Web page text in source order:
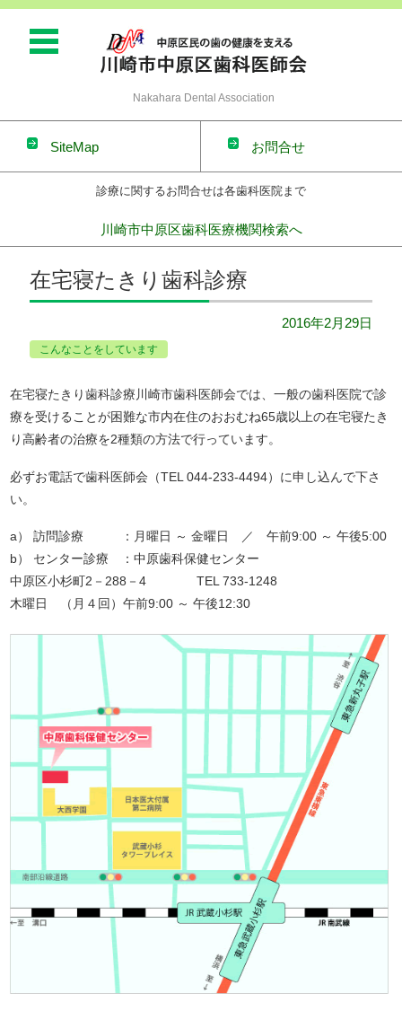
Nakahara Dental Association
SiteMap お問合せ
診療に関するお問合せは各歯科医院まで
川崎市中原区歯科医療機関検索へ
コンテンツに移動
在宅寝たきり歯科診療
2016年2月29日
こんなことをしています
在宅寝たきり歯科診療川崎市歯科医師会では、一般の歯科医院で診
療を受けることが困難な市内在住のおおむね65歳以上の在宅寝たき
り高齢者の治療を2種類の方法で行っています。
必ずお電話で歯科医師会（TEL 044-233-4494）に申し込んで下さ
い。
a） 訪問診療 ：月曜日 ～ 金曜日 ／ 午前9:00 ～ 午後5:00
b） センター診療 ：中原歯科保健センター
中原区小杉町2－288－4 TEL 733-1248
木曜日 （月４回）午前9:00 ～ 午後12:30